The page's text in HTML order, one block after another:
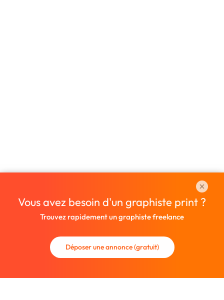
Vous avez besoin d'un graphiste print ?
Trouvez rapidement un graphiste freelance
Déposer une annonce (gratuit)